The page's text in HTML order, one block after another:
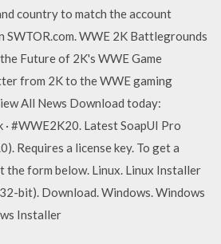
country to match the account
WWE 2K Battlegrounds
Future of 2K's WWE Game
from 2K to the WWE gaming
All News Download today:
#WWE2K20. Latest SoapUI Pro
Requires a license key. To get a
the form below. Linux. Linux Installer
bit). Download. Windows. Windows
Installer